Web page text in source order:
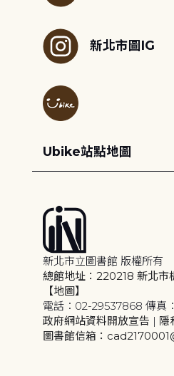
新北市圖IG
Ubike站點地圖
新北市立圖書館 版權所有
總館地址：220218 新北市
【地圖】
電話：02-29537868 傳真
政府網站資料開放宣告 | 隱
圖書館信箱：